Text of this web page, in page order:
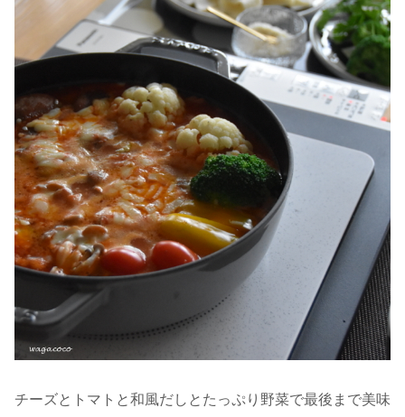
チーズとトマトと和風だしとたっぷり野菜で最後まで美味